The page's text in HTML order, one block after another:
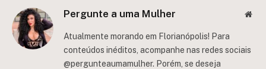
Pergunte a uma Mulher
Atualmente morando em Florianópolis! Para
conteúdos inéditos, acompanhe nas redes sociais
@pergunteaumamulher. Porém, se deseja